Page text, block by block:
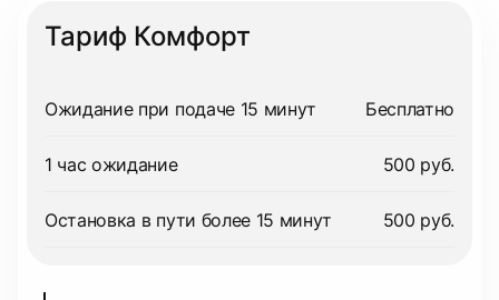
Тариф Комфорт
Ожидание при подаче 15 минут Бесплатно
1 час ожидание 500 руб.
Остановка в пути более 15 минут 500 руб.